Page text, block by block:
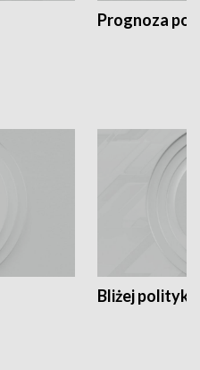
Prognoza
Bliżej polityki